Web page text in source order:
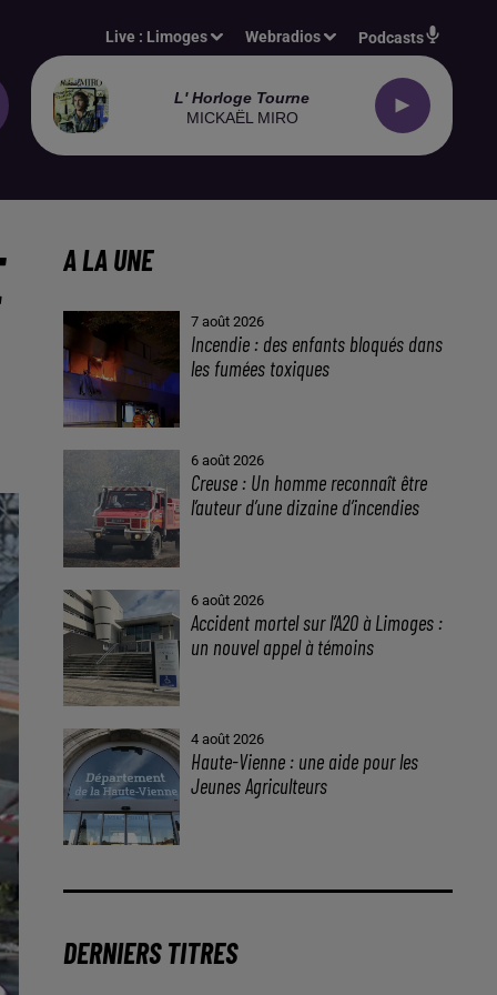
Live : Limoges Webradios Podcasts
L' Horloge Tourne
MICKAËL MIRO
A LA UNE
7 août 2026
Incendie : des enfants bloqués dans
les fumées toxiques
6 août 2026
Creuse : Un homme reconnaît être
l’auteur d’une dizaine d’incendies
6 août 2026
Accident mortel sur l’A20 à Limoges :
un nouvel appel à témoins
4 août 2026
Haute-Vienne : une aide pour les
Jeunes Agriculteurs
DERNIERS TITRES